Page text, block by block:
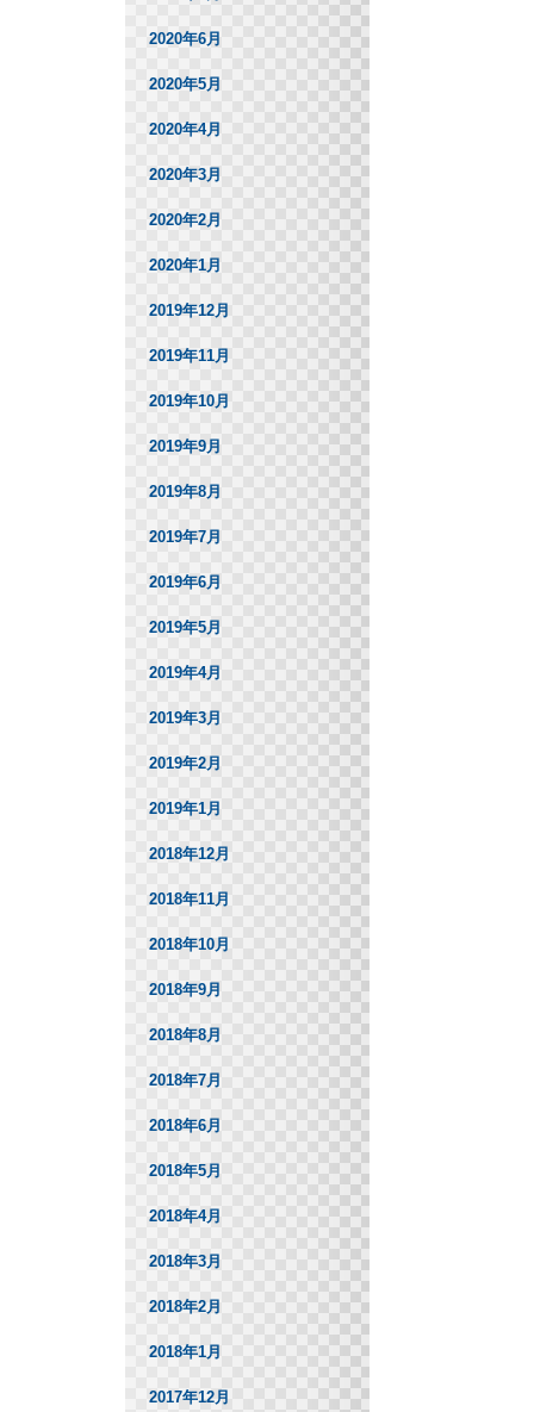
2020年6月
2020年5月
2020年4月
2020年3月
2020年2月
2020年1月
2019年12月
2019年11月
2019年10月
2019年9月
2019年8月
2019年7月
2019年6月
2019年5月
2019年4月
2019年3月
2019年2月
2019年1月
2018年12月
2018年11月
2018年10月
2018年9月
2018年8月
2018年7月
2018年6月
2018年5月
2018年4月
2018年3月
2018年2月
2018年1月
2017年12月